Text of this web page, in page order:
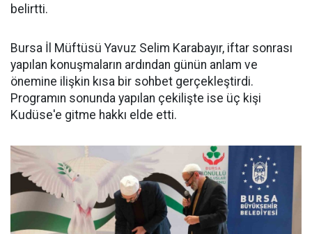
belirtti.
Bursa İl Müftüsü Yavuz Selim Karabayır, iftar sonrası
yapılan konuşmaların ardından günün anlam ve
önemine ilişkin kısa bir sohbet gerçekleştirdi.
Programın sonunda yapılan çekilişte ise üç kişi
Kudüse'e gitme hakkı elde etti.